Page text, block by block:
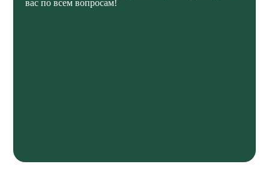
вас по всем вопросам!